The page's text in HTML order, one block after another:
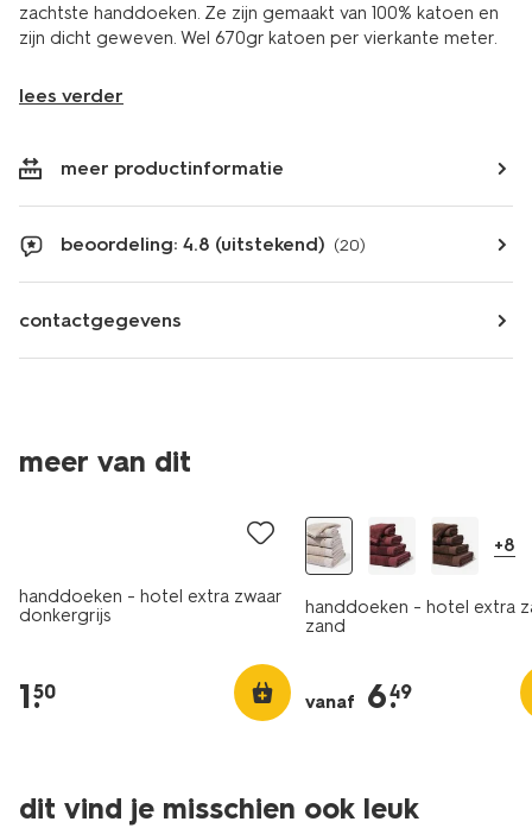
zachtste handdoeken. Ze zijn gemaakt van 100% katoen en
zijn dicht geweven. Wel 670gr katoen per vierkante meter.
lees verder
meer productinformatie
beoordeling: 4.8 (uitstekend) (20)
contactgegevens
meer van dit
laag geprijsd
handdoeken - hotel extra zwaar
donkergrijs
1.
50
+8
handdoeken - hotel extra
zand
vanaf 6.
49
dit vind je misschien ook leuk
nieuw